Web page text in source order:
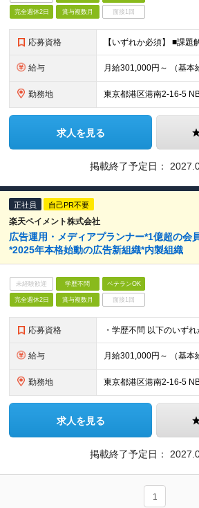
完全週休2日 賞与複数月 面接1回
応募資格
給与
勤務地
求人を見る
掲載終了予定日：
正社員 自己PR不要
楽天ペイメント株式会社
広告運用・メディアプランナー*1億超の会
*2025年本格始動の広告新組織*内製組織
未経験歓迎 学歴不問 ベテランOK
完全週休2日 賞与複数月 面接1回
応募資格
給与
勤務地
求人を見る
掲載終了予定日：
1